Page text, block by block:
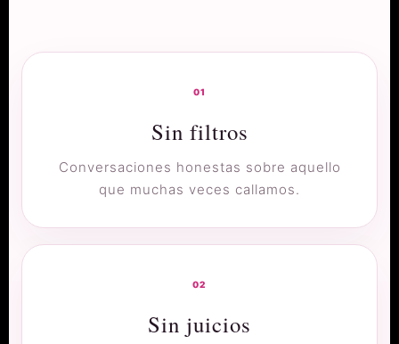
01
Sin filtros
Conversaciones honestas sobre aquello
que muchas veces callamos.
02
Sin juicios